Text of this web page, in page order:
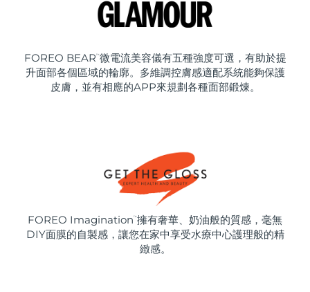
FOREO BEAR ™ 微電流美容儀有五種強度可選，有助於提
升面部各個區域的輪廓。多維調控膚感適配系統能夠保護
皮膚，並有相應的APP來規劃各種面部鍛煉。
FOREO Imagination ™ 擁有奢華、奶油般的質感，毫無
DIY面膜的自製感，讓您在家中享受水療中心護理般的精
緻感。